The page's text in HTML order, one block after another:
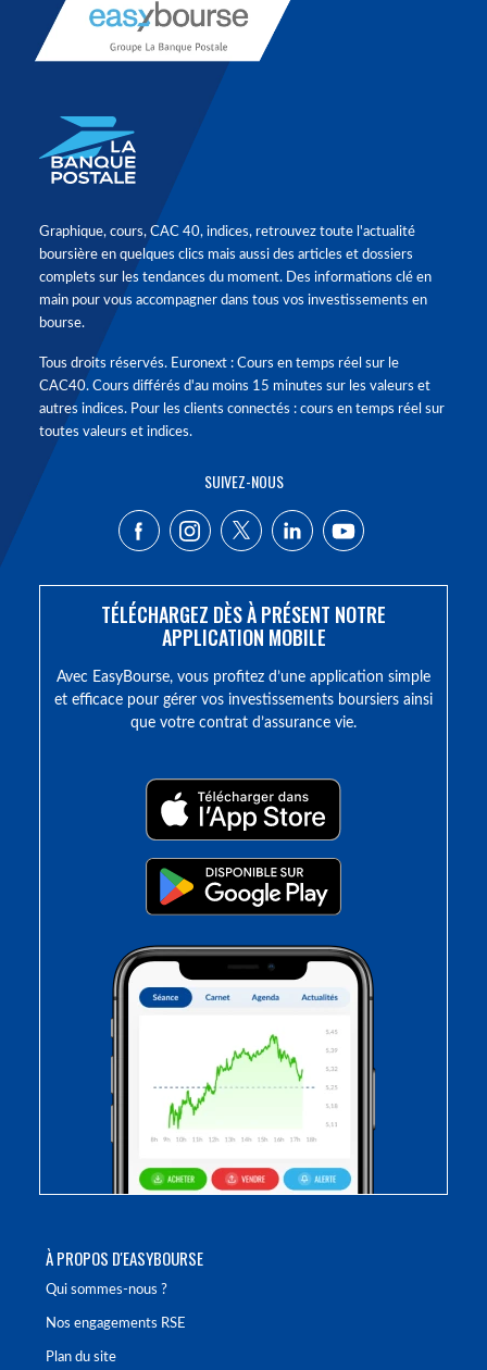
À PROPOS D'EASYBOURSE
Qui sommes-nous ?
Nos engagements RSE
Plan du site
Graphique, cours, CAC 40, indices, retrouvez toute l'actualité
boursière en quelques clics mais aussi des articles et dossiers
complets sur les tendances du moment. Des informations clé en
main pour vous accompagner dans tous vos investissements en
bourse.
Tous droits réservés. Euronext : Cours en temps réel sur le
CAC40. Cours différés d'au moins 15 minutes sur les valeurs et
autres indices. Pour les clients connectés : cours en temps réel sur
toutes valeurs et indices.
SUIVEZ-NOUS
TÉLÉCHARGEZ DÈS À PRÉSENT NOTRE
APPLICATION MOBILE
Avec EasyBourse, vous profitez d’une application simple
et efficace pour gérer vos investissements boursiers ainsi
que votre contrat d’assurance vie.